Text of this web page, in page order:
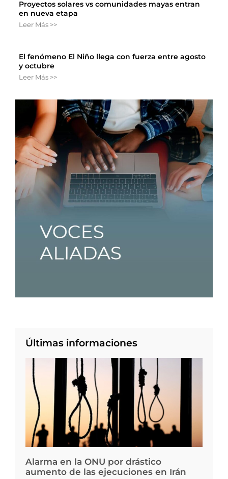
Proyectos solares vs comunidades mayas entran
en nueva etapa
Leer Más >>
El fenómeno El Niño llega con fuerza entre agosto
y octubre
Leer Más >>
Últimas informaciones
Alarma en la ONU por drástico
aumento de las ejecuciones en Irán